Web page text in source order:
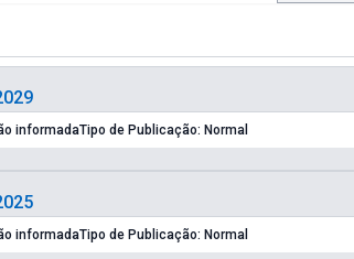
do Diário: Não informada
Tipo de Publicação: Normal
do Diário: Não informada
Tipo de Publicação: Normal